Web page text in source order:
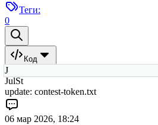
Теги:
0
Код
J
JulSt
update: contest-token.txt
06 мар 2026, 18:24